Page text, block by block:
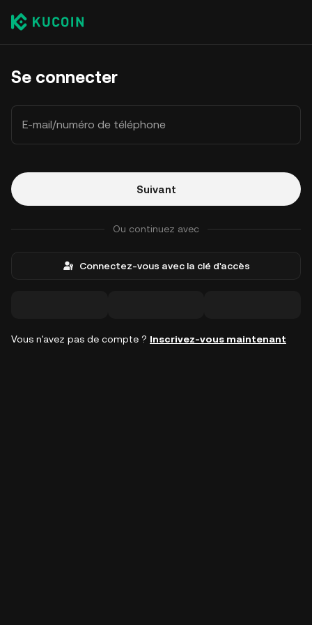
Se connecter
E-mail/numéro de téléphone
Suivant
Ou continuez avec
Connectez-vous avec la clé d'accès
Vous n'avez pas de compte ? Inscrivez-vous maintenant